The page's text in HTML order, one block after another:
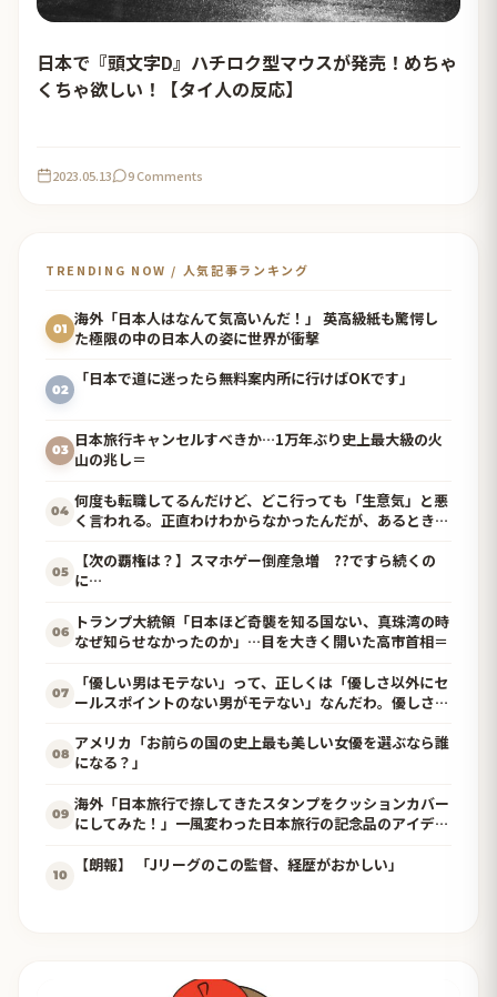
日本で『頭文字D』ハチロク型マウスが発売！めちゃ
くちゃ欲しい！【タイ人の反応】
2023.05.13 9 Comments
TRENDING NOW / 人気記事ランキング
01
海外「日本人はなんて気高いんだ！」 英高級紙も驚愕し
た極限の中の日本人の姿に世界が衝撃
02
「日本で道に迷ったら無料案内所に行けばOKです」
03
日本旅行キャンセルすべきか…1万年ぶり史上最大級の火
山の兆し＝
04
何度も転職してるんだけど、どこ行っても「生意気」と悪
く言われる。正直わけわからなかったんだが、あるとき他
05
【次の覇権は？】スマホゲー倒産急増 ??ですら続くの
に…
06
トランプ大統領「日本ほど奇襲を知る国ない、真珠湾の時
なぜ知らせなかったのか」…目を大きく開いた高市首相＝
07
「優しい男はモテない」って、正しくは「優しさ以外にセ
ールスポイントのない男がモテない」なんだわ。優しさ自
08
アメリカ「お前らの国の史上最も美しい女優を選ぶなら誰
になる？」
09
海外「日本旅行で捺してきたスタンプをクッションカバー
にしてみた！」一風変わった日本旅行の記念品のアイディ
10
【朗報】 「Jリーグのこの監督、経歴がおかしい」